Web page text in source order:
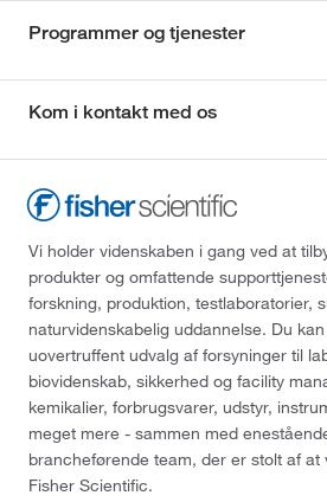
Programmer og tjenester
Kom i kontakt med os
Vi holder videnskaben i gang ved at
produkter og omfattende
forskning, produktion, testlaboratorier,
naturvidenskabelig uddannelse. Du
uovertruffent udvalg af forsyninger til
biovidenskab, sikkerhed og facility
kemikalier, forbrugsvarer, udstyr,
meget mere - sammen med
brancheførende team, der er stolt af
Fisher Scientific.